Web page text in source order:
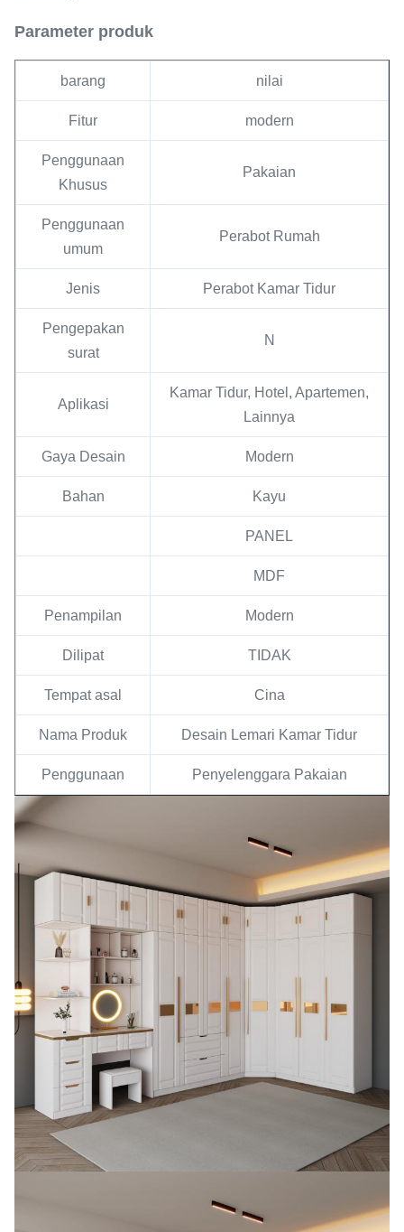
Parameter produk
barang nilai
Fitur modern
Penggunaan
Khusus
Pakaian
Penggunaan
umum
Perabot Rumah
Jenis Perabot Kamar Tidur
Pengepakan
surat
N
Aplikasi
Kamar Tidur, Hotel, Apartemen,
Lainnya
Gaya Desain Modern
Bahan Kayu
PANEL
MDF
Penampilan Modern
Dilipat TIDAK
Tempat asal Cina
Nama Produk Desain Lemari Kamar Tidur
Penggunaan Penyelenggara Pakaian